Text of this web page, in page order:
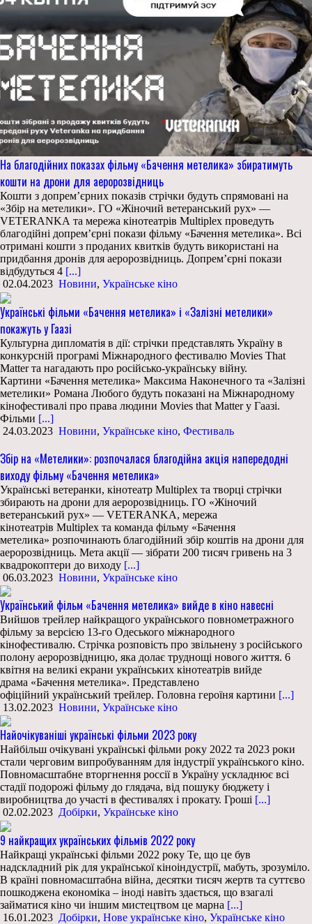
На благодійних показах фільму «Бачення метелика» збиратимуть
кошти на дрони для аеророзвідниць
Кошти з допрем’єрних показів стрічки будуть спрямовані на
«Збір на метелики». ГО «Жіночий ветеранський рух» —
VETERANKA та мережа кінотеатрів Multiplex проведуть
благодійні допрем’єрні покази фільму «Бачення метелика». Всі
отримані кошти з проданих квитків будуть використані на
придбання дронів для аеророзвідниць. Допрем’єрні покази
відбудуться 4 [...]
02.04.2023 Новини, Українське кіно
Українські фільми «Бачення метелика» і «Залізні метелики»
покажуть у Гаазі
Культурна дипломатія в дії: стрічки представлять Україну в
конкурсній програмі Міжнародного фестивалю Movies That
Matter та нагадають про російсько-українську війну.
Картини «Бачення метелика» Максима Наконечного та «Залізні
метелики» Романа Любого будуть показані на Міжнародному
кінофестивалі про права людини Movies that Matter у Гаазі.
Фільми [...]
24.03.2023 Новини, Українське кіно, Фестиваль
Збір на «Метелики»: розпочалася благодійна акція напередодні
виходу фільму «Бачення метелика»
Українські ветеранки, кінотеатр Multiplex та творці стрічки
збирають на дрони для аеророзвідниць. ГО «Жіночий
ветеранський рух» — VETERANKA, мережа
кінотеатрів Multiplex та команда фільму «Бачення
метелика» розпочинають благодійний збір коштів на дрони для
аеророзвідниць. Мета акції — зібрати 200 тисяч гривень на 3
квадрокоптери до виходу [...]
06.03.2023 Новини, Українське кіно
Український фільм «Бачення метелика» вийде в кіно навесні
Вийшов трейлер найкращого українського повнометражного
фільму за версією 13-го Одеського міжнародного
кінофестивалю. Стрічка розповість про звільнену з російського
полону аеророзвідницю, яка долає труднощі нового життя. 6
квітня на великі екрани українських кінотеатрів вийде
драма «Бачення метелика». Представлено
офіційний український трейлер. Головна героїня картини [...]
13.02.2023 Новини, Українське кіно
Найочікуваніші українські фільми 2023 року
Найбільш очікувані українські фільми року 2022 та 2023 роки
стали черговим випробуванням для індустрії українського кіно.
Повномасштабне вторгнення россії в Україну ускладнює всі
стадії подорожі фільму до глядача, від пошуку бюджету і
виробництва до участі в фестивалях і прокату. Гроші [...]
02.02.2023 Добірки, Українське кіно
9 найкращих українських фільмів 2022 року
Найкращі українські фільми 2022 року Те, що це був
надскладний рік для української кіноіндустрії, мабуть, зрозуміло.
В країні повномасштабна війна, десятки тисяч жертв та суттєво
пошкоджена економіка – іноді навіть здається, що взагалі
займатися кіно чи іншим мистецтвом це марна [...]
16.01.2023 Добірки, Нове українське кіно, Українське кіно